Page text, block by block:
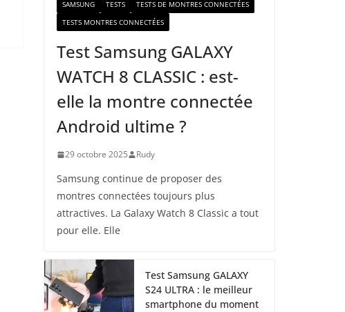
SAMSUNG TESTS
TESTS DE MONTRES CONNECTÉES
TESTS MONTRES CONNECTÉES
Test Samsung GALAXY
WATCH 8 CLASSIC : est-
elle la montre connectée
Android ultime ?
29 octobre 2025 Rudy
Samsung continue de proposer des
montres connectées toujours plus
attractives. La Galaxy Watch 8 Classic a tout
pour elle. Elle
Test Samsung GALAXY
S24 ULTRA : le meilleur
smartphone du moment